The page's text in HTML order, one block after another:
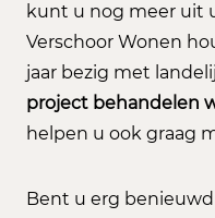
kunt u nog meer uit
Verschoor Wonen
jaar bezig met
project behandelen
helpen u ook graag
Bent u erg